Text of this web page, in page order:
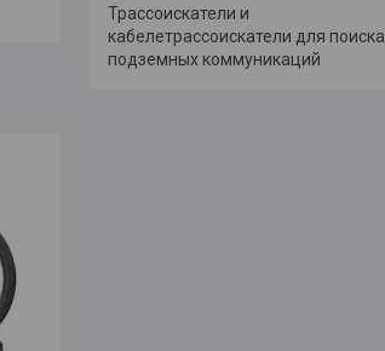
Трассоискатели и
кабелетрассоискатели для поиска
подземных коммуникаций